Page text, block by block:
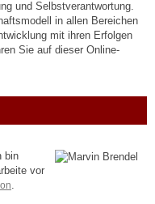
und Selbstverantwortung.
in allen Bereichen
mit ihren Erfolgen
Sie auf dieser Online-
bin
vor
.